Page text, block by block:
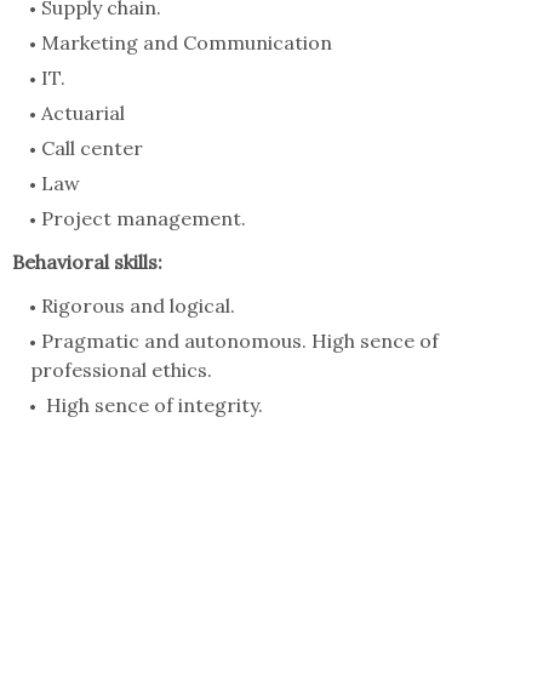
Supply chain.
Marketing and Communication
IT.
Actuarial
Call center
Law
Project management.
Behavioral skills:
Rigorous and logical.
Pragmatic and autonomous. High sence of
professional ethics.
High sence of integrity.